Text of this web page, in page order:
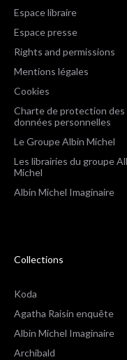
Espace libraire
Espace presse
Rights and permissions
Mentions légales
Cookies
Charte de protection des
données personnelles
Le Groupe Albin Michel
Les librairies du groupe
Michel
Albin Michel Imaginaire
Collections
Koda
Agatha Raisin enquête
Albin Michel Imaginaire
Archibald